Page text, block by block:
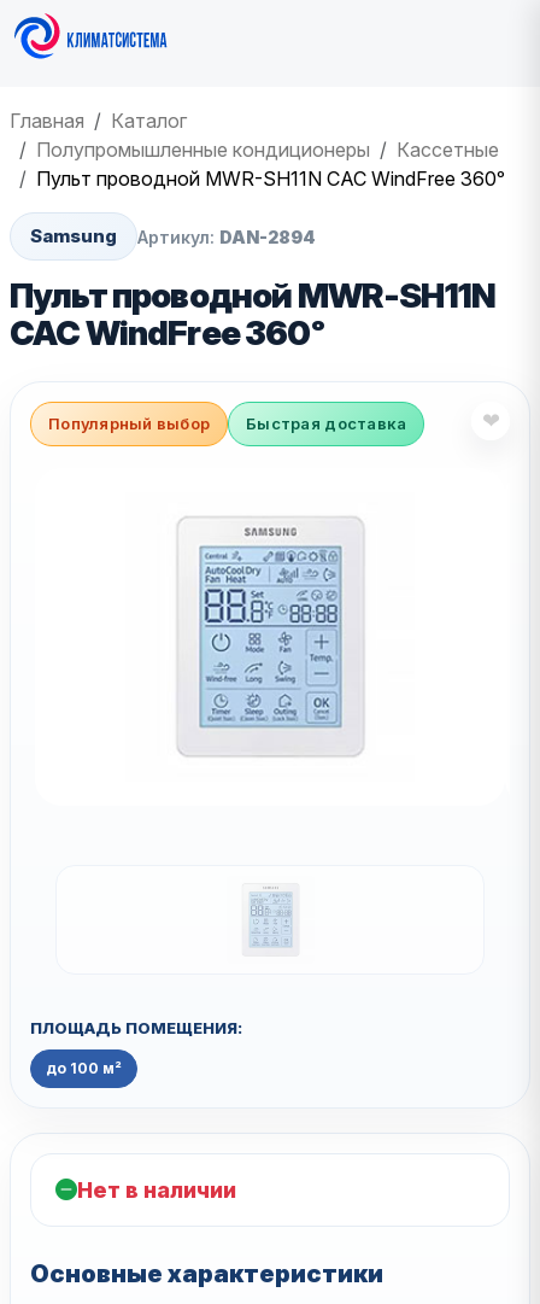
Главная
Каталог
Полупромышленные кондиционеры
Кассетные
Пульт проводной MWR-SH11N CAC WindFree 360ᵒ
Samsung Артикул: DAN-2894
Пульт проводной MWR-SH11N
CAC WindFree 360ᵒ
Популярный выбор Быстрая доставка ❤
ПЛОЩАДЬ ПОМЕЩЕНИЯ:
до 100 м²
Нет в наличии
Основные характеристики